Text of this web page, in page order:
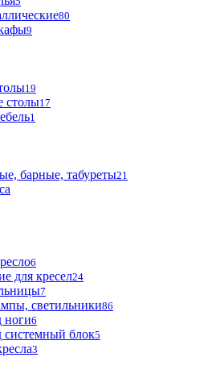
80
9
19
столы17
1
барные, табуреты21
6
для кресел24
7
светильники86
ноги6
системный блок5
3